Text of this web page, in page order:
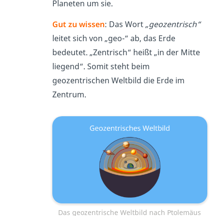
Planeten um sie.
Gut zu wissen: Das Wort„geozentrisch“
leitet sich von „geo-“ ab, das Erde
bedeutet. „Zentrisch“ heißt „in der Mitte
liegend“. Somit steht beim
geozentrischen Weltbild die Erde im
Zentrum.
Das geozentrische Weltbild nach Ptolemäus